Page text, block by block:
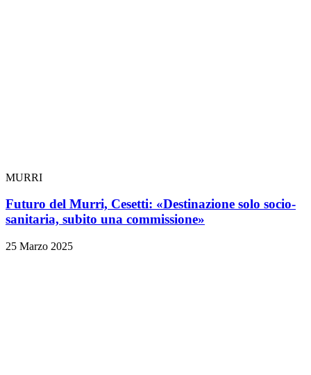
MURRI
Futuro del Murri, Cesetti: «Destinazione solo socio-
sanitaria, subito una commissione»
25 Marzo 2025